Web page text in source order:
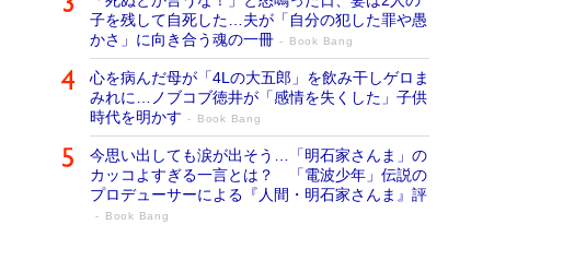
子を残して自死した…夫が「自分の犯した罪や愚
かさ」に向き合う魂の一冊
Book Bang
心を病んだ母が「4Lの大五郎」を飲み干しゲロま
みれに…ノブコブ徳井が「感情を失くした」子供
時代を明かす
Book Bang
今思い出しても涙が出そう…「明石家さんま」の
カッコよすぎる一言とは？ 「電波少年」伝説の
プロデューサーによる『人間・明石家さんま』評
Book Bang